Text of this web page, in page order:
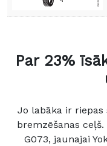
Par 23%
Jo labāka ir riepas
bremzēšanas
G073, jaunajai